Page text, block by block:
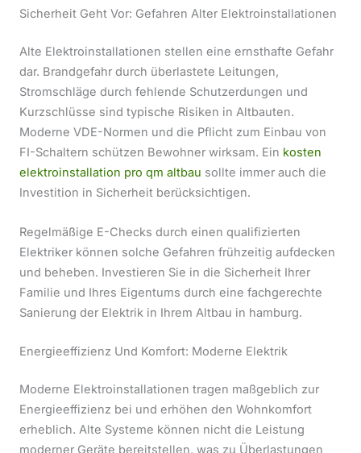
Sicherheit Geht Vor: Gefahren Alter Elektroinstallationen
Alte Elektroinstallationen stellen eine ernsthafte Gefahr
dar. Brandgefahr durch überlastete Leitungen,
Stromschläge durch fehlende Schutzerdungen und
Kurzschlüsse sind typische Risiken in Altbauten.
Moderne VDE-Normen und die Pflicht zum Einbau von
FI-Schaltern schützen Bewohner wirksam. Ein kosten
elektroinstallation pro qm altbau sollte immer auch die
Investition in Sicherheit berücksichtigen.
Regelmäßige E-Checks durch einen qualifizierten
Elektriker können solche Gefahren frühzeitig aufdecken
und beheben. Investieren Sie in die Sicherheit Ihrer
Familie und Ihres Eigentums durch eine fachgerechte
Sanierung der Elektrik in Ihrem Altbau in hamburg.
Energieeffizienz Und Komfort: Moderne Elektrik
Moderne Elektroinstallationen tragen maßgeblich zur
Energieeffizienz bei und erhöhen den Wohnkomfort
erheblich. Alte Systeme können nicht die Leistung
moderner Geräte bereitstellen, was zu Überlastungen